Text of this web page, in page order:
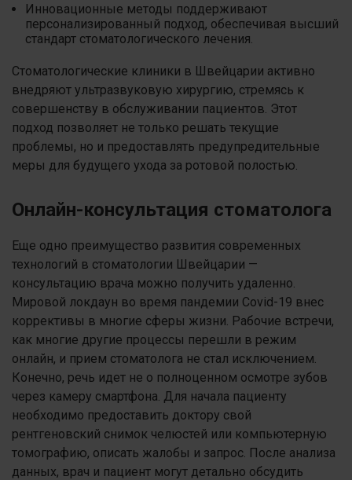
Инновационные методы поддерживают
персонализированный подход, обеспечивая высший
стандарт стоматологического лечения.
Стоматологические клиники в Швейцарии активно
внедряют ультразвуковую хирургию, стремясь к
совершенству в обслуживании пациентов. Этот
подход позволяет не только решать текущие
проблемы, но и предоставлять предупредительные
меры для будущего ухода за ротовой полостью.
Онлайн-консультация стоматолога
Еще одно преимущество развития современных
технологий в стоматологии Швейцарии —
консультацию врача можно получить удаленно.
Мировой локдаун во время пандемии Covid-19 внес
коррективы в многие сферы жизни. Рабочие встречи,
как многие другие процессы перешли в режим
онлайн, и прием стоматолога не стал исключением.
Конечно, речь идет не о полноценном осмотре зубов
через камеру смартфона. Для начала пациенту
необходимо предоставить доктору свой
рентгеновский снимок челюстей или компьютерную
томографию, описать жалобы и запрос. После анализа
данных, врач и пациент могут детально обсудить